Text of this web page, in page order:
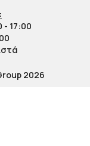
17:00
2026